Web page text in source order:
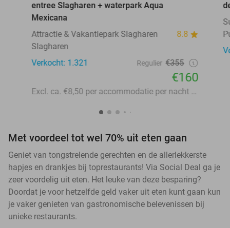
entree Slagharen + waterpark Aqua
Mexicana
Attractie & Vakantiepark Slagharen
8.8
Slagharen
Verkocht: 1.321
Regulier €355
€160
Excl. ca. €8,50 per accommodatie per nacht aan lokale heffingen
Met voordeel tot wel 70% uit eten gaan
Geniet van tongstrelende gerechten en de allerlekkerste
hapjes en drankjes bij toprestaurants! Via Social Deal ga je
zeer voordelig uit eten. Het leuke van deze besparing?
Doordat je voor hetzelfde geld vaker uit eten kunt gaan kun
je vaker genieten van gastronomische belevenissen bij
unieke restaurants.